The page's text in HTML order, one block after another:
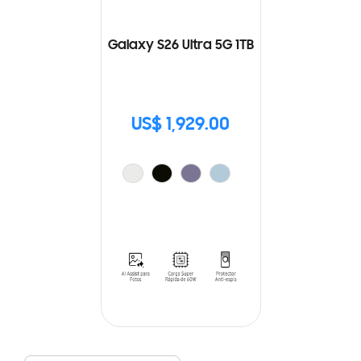
Galaxy S26 Ultra 5G 1TB
US$ 1,929.00